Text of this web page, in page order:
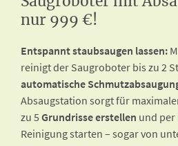
nur 999 €!
Entspannt staubsaugen lassen:
reinigt der Saugroboter bis zu 2
automatische
Absaugstation sorgt für
zu 5 Grundrisse erstellen und per
Reinigung starten – sogar von